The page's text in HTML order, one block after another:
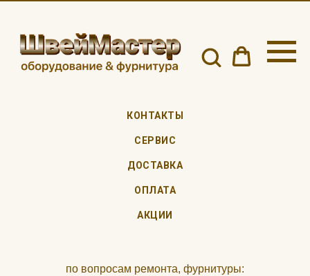
КОНТАКТЫ
СЕРВИС
ДОСТАВКА
ОПЛАТА
АКЦИИ
по вопросам ремонта, фурнитуры: